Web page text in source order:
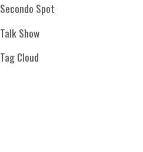
Secondo Spot
Talk Show
Tag Cloud